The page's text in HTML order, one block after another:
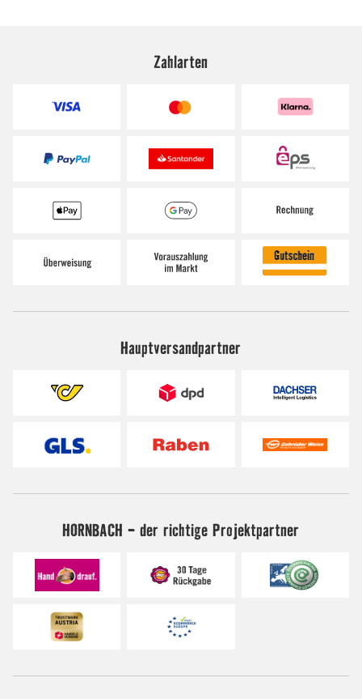
Zahlarten
Hauptversandpartner
HORNBACH - der richtige Projektpartner